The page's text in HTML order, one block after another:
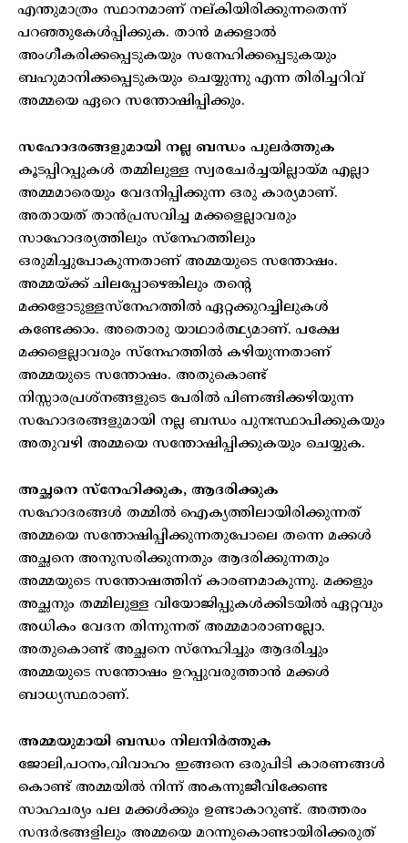
എന്തുമാത്രം സ്ഥാനമാണ് നല്കിയിരിക്കുന്നതെന്ന്
പറഞ്ഞുകേൾപ്പിക്കുക. താൻ മക്കളാൽ
അംഗീകരിക്കപ്പെടുകയും സനേഹിക്കപ്പെടുകയും
ബഹുമാനിക്കപ്പെടുകയും ചെയ്യുന്നു എന്ന തിരിച്ചറിവ്
അമ്മയെ ഏറെ സന്തോഷിപ്പിക്കും.
സഹോദരങ്ങളുമായി നല്ല ബന്ധം പുലർത്തുക
കൂടപ്പിറപ്പുകൾ തമ്മിലുള്ള സ്വരചേർച്ചയില്ലായ്മ എല്ലാ
അമ്മമാരെയും വേദനിപ്പിക്കുന്ന ഒരു കാര്യമാണ്.
അതായത് താൻപ്രസവിച്ച മക്കളെല്ലാവരും
സാഹോദര്യത്തിലും സ്നേഹത്തിലും
ഒരുമിച്ചുപോകുന്നതാണ് അമ്മയുടെ സന്തോഷം.
അമ്മയ്ക്ക് ചിലപ്പോഴെങ്കിലും തന്റെ
മക്കളോടുള്ളസ്നേഹത്തിൽ ഏറ്റക്കുറച്ചിലുകൾ
കണ്ടേക്കാം. അതൊരു യാഥാർത്ഥ്യമാണ്. പക്ഷേ
മക്കളെല്ലാവരും സ്നേഹത്തിൽ കഴിയുന്നതാണ്
അമ്മയുടെ സന്തോഷം. അതുകൊണ്ട്
നിസ്സാരപ്രശ്നങ്ങളുടെ പേരിൽ പിണങ്ങിക്കഴിയുന്ന
സഹോദരങ്ങളുമായി നല്ല ബന്ധം പുനഃസ്ഥാപിക്കുകയും
അതുവഴി അമ്മയെ സന്തോഷിപ്പിക്കുകയും ചെയ്യുക.
അച്ഛനെ സ്നേഹിക്കുക, ആദരിക്കുക
സഹോദരങ്ങൾ തമ്മിൽ ഐക്യത്തിലായിരിക്കുന്നത്
അമ്മയെ സന്തോഷിപ്പിക്കുന്നതുപോലെ തന്നെ മക്കൾ
അച്ഛനെ അനുസരിക്കുന്നതും ആദരിക്കുന്നതും
അമ്മയുടെ സന്തോഷത്തിന് കാരണമാകുന്നു. മക്കളും
അച്ഛനും തമ്മിലുള്ള വിയോജിപ്പുകൾക്കിടയിൽ ഏറ്റവും
അധികം വേദന തിന്നുന്നത് അമ്മമാരാണല്ലോ.
അതുകൊണ്ട് അച്ഛനെ സ്നേഹിച്ചും ആദരിച്ചും
അമ്മയുടെ സന്തോഷം ഉറപ്പുവരുത്താൻ മക്കൾ
ബാധ്യസ്ഥരാണ്.
അമ്മയുമായി ബന്ധം നിലനിർത്തുക
ജോലി,പഠനം,വിവാഹം ഇങ്ങനെ ഒരുപിടി കാരണങ്ങൾ
കൊണ്ട് അമ്മയിൽ നിന്ന് അകന്നുജീവിക്കേണ്ട
സാഹചര്യം പല മക്കൾക്കും ഉണ്ടാകാറുണ്ട്. അത്തരം
സന്ദർഭങ്ങളിലും അമ്മയെ മറന്നുകൊണ്ടായിരിക്കരുത്